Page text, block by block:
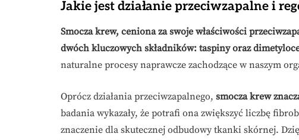
Jakie jest działanie przeciwzapalne i
Smocza krew, ceniona za swoje właściwości
dwóch kluczowych składników: taspiny oraz
naturalne procesy naprawcze zachodzące w naszym
Oprócz działania przeciwzapalnego, smocza krew
badania wykazały, że potrafi ona zwiększyć liczbę
znaczenie dla skutecznej odbudowy tkanki skórnej.